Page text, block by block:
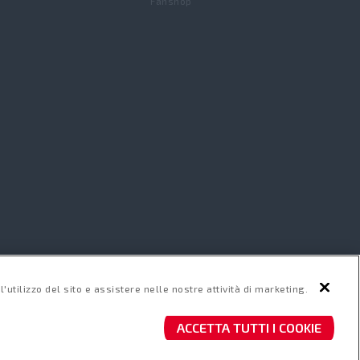
Your partner to
rely on.
del sito e assistere nelle nostre attività di marketing.
ACCETTA TUTTI I COOKIE